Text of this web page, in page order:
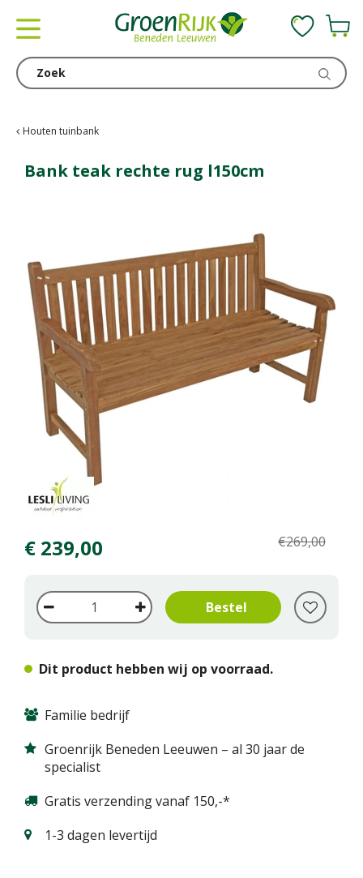
Houten tuinbank
Bank teak rechte rug l150cm
€269,00
€ 239,00
Dit product hebben wij op voorraad.
Familie bedrijf
Groenrijk Beneden Leeuwen – al 30 jaar de
specialist
Gratis verzending vanaf 150,-*
1-3 dagen levertijd